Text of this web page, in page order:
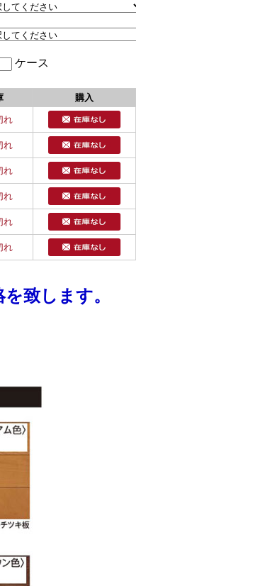
ケース
購入
れ
れ
れ
れ
れ
れ
致します。